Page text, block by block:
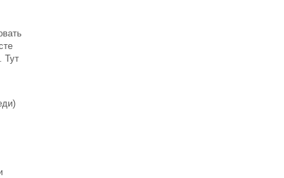
Тут